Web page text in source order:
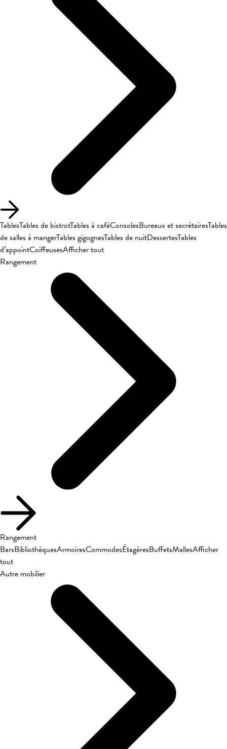
TablesTables de bistrotTables à caféConsolesBureaux et secrétairesTables
de salles à mangerTables gigognesTables de nuitDessertesTables
d’appointCoiffeusesAfficher tout
Rangement
Rangement
BarsBibliothèquesArmoiresCommodesÉtagèresBuffetsMallesAfficher
tout
Autre mobilier